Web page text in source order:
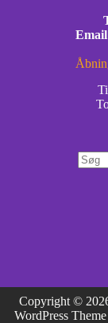
Copyright ©
WordPress